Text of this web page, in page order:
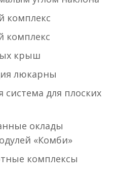
комплекс
комплекс
крыш
люкарны
система для плоских
оклады
«Комби»
комплексы